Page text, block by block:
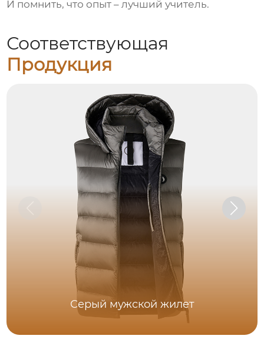
И помнить, что опыт – лучший учитель.
Соответствующая
Продукция
Серый мужской жилет